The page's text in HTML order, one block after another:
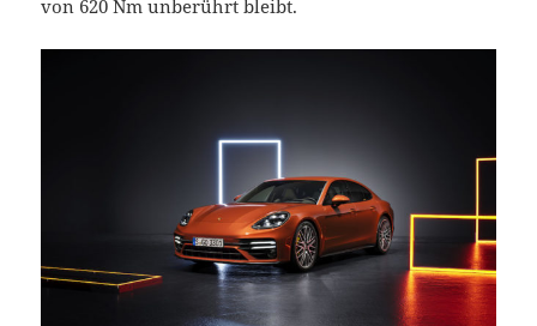
von 620 Nm unberührt bleibt.